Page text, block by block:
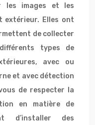
les images et les
extérieur. Elles ont
de collecter
types de
avec ou
et avec détection
de respecter la
en matière de
d’installer des